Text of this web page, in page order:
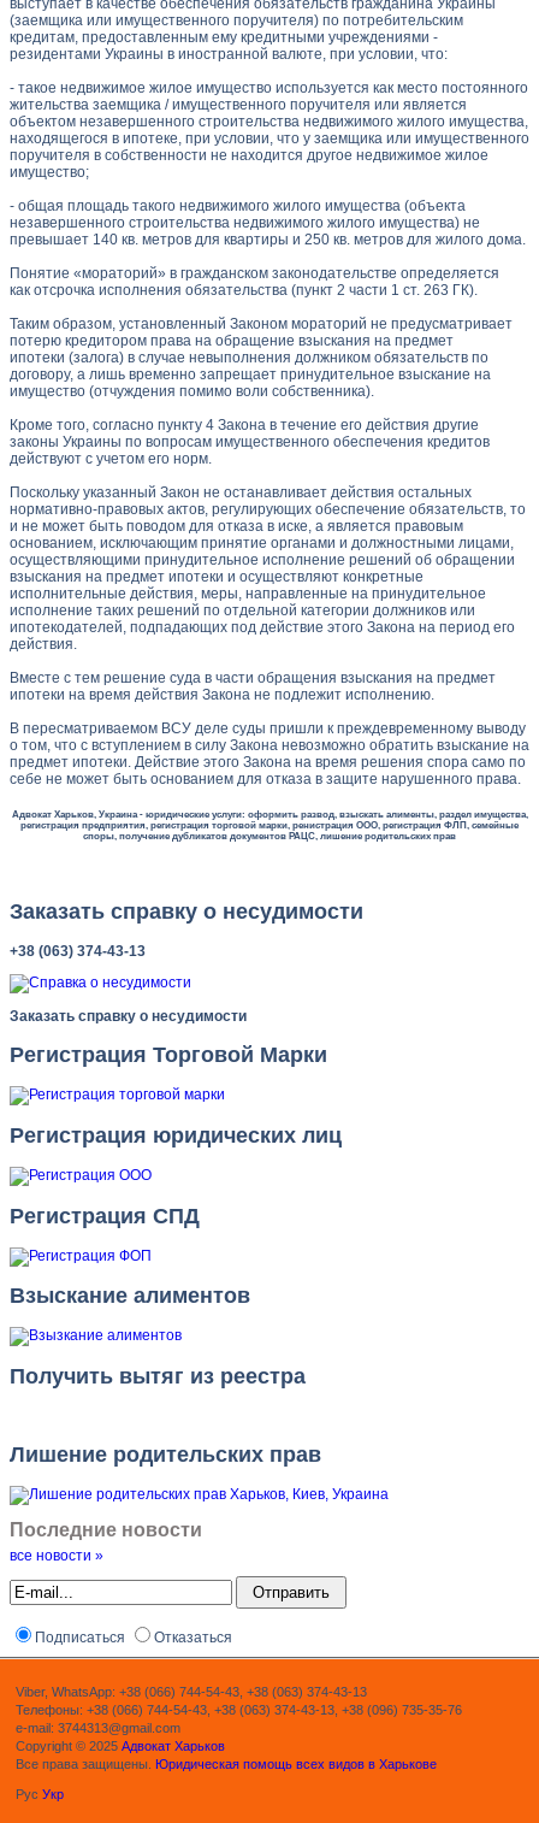
(заемщика или имущественного поручителя) по потребительским
кредитам, предоставленным ему кредитными учреждениями -
резидентами Украины в иностранной валюте, при условии, что:
- такое недвижимое жилое имущество используется как место постоянного
жительства заемщика / имущественного поручителя или является
объектом незавершенного строительства недвижимого жилого имущества,
находящегося в ипотеке, при условии, что у заемщика или имущественного
поручителя в собственности не находится другое недвижимое жилое
имущество;
- общая площадь такого недвижимого жилого имущества (объекта
незавершенного строительства недвижимого жилого имущества) не
превышает 140 кв. метров для квартиры и 250 кв. метров для жилого дома.
Понятие «мораторий» в гражданском законодательстве определяется
как отсрочка исполнения обязательства (пункт 2 части 1 ст. 263 ГК).
Таким образом, установленный Законом мораторий не предусматривает
потерю кредитором права на обращение взыскания на предмет
ипотеки (залога) в случае невыполнения должником обязательств по
договору, а лишь временно запрещает принудительное взыскание на
имущество (отчуждения помимо воли собственника).
Кроме того, согласно пункту 4 Закона в течение его действия другие
законы Украины по вопросам имущественного обеспечения кредитов
действуют с учетом его норм.
Поскольку указанный Закон не останавливает действия остальных
нормативно-правовых актов, регулирующих обеспечение обязательств, то
и не может быть поводом для отказа в иске, а является правовым
основанием, исключающим принятие органами и должностными лицами,
осуществляющими принудительное исполнение решений об обращении
взыскания на предмет ипотеки и осуществляют конкретные
исполнительные действия, меры, направленные на принудительное
исполнение таких решений по отдельной категории должников или
ипотекодателей, подпадающих под действие этого Закона на период его
действия.
Вместе с тем решение суда в части обращения взыскания на предмет
ипотеки на время действия Закона не подлежит исполнению.
В пересматриваемом ВСУ деле суды пришли к преждевременному выводу
о том, что с вступлением в силу Закона невозможно обратить взыскание на
предмет ипотеки. Действие этого Закона на время решения спора само по
себе не может быть основанием для отказа в защите нарушенного права.
Адвокат Харьков, Украина - юридические услуги: оформить развод, взыскать алименты, раздел имущества,
регистрация предприятия, регистрация торговой марки, ренистрация ООО, регистрация ФЛП, семейные
споры, получение дубликатов документов РАЦС, лишение родительских прав
Заказать справку о несудимости
+38 (063) 374-43-13
Заказать справку о несудимости
Регистрация Торговой Марки
Регистрация юридических лиц
Регистрация СПД
Взыскание алиментов
Получить вытяг из реестра
Лишение родительских прав
Последние новости
все новости »
Подписаться Отказаться
Viber, WhatsApp: +38 (066) 744-54-43, +38 (063) 374-43-13
Телефоны: +38 (066) 744-54-43, +38 (063) 374-43-13, +38 (096) 735-35-76
e-mail: 3744313@gmail.com
Copyright © 2025 Адвокат Харьков
Все права защищены. Юридическая помощь всех видов в Харькове
Рус Укр